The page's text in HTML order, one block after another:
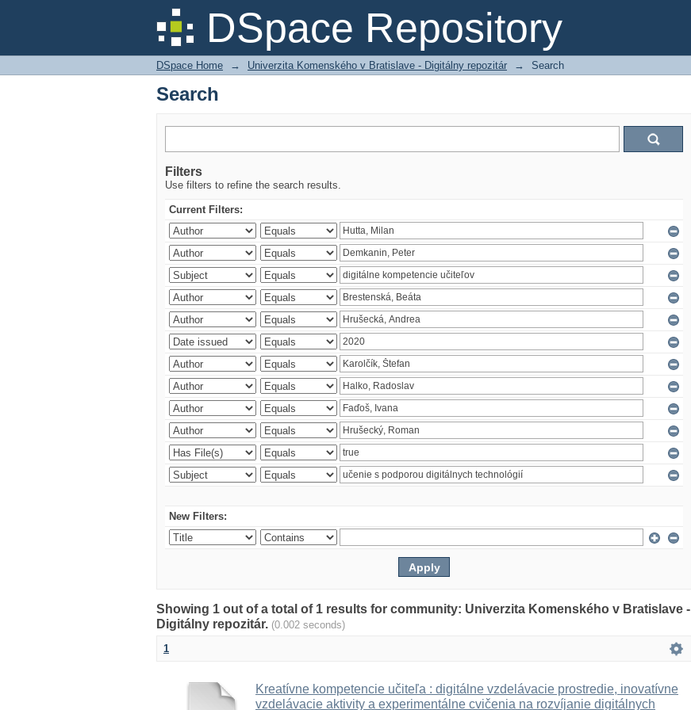
DSpace Repository
Search
DSpace Home → Univerzita Komenského v Bratislave - Digitálny repozitár → Search
Search
Filters
Use filters to refine the search results.
Current Filters:
New Filters:
Showing 1 out of a total of 1 results for community: Univerzita Komenského v Bratislave -
Digitálny repozitár. (0.002 seconds)
1
Kreatívne kompetencie učiteľa : digitálne vzdelávacie prostredie, inovatívne
vzdelávacie aktivity a experimentálne cvičenia na rozvíjanie digitálnych